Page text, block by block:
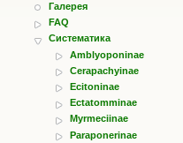
Галерея
FAQ
Систематика
Amblyoponinae
Cerapachyinae
Ecitoninae
Ectatomminae
Myrmeciinae
Paraponerinae